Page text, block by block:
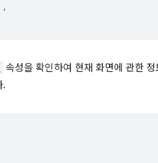
,
속성을 확인하여 현재 화면에 관한
.